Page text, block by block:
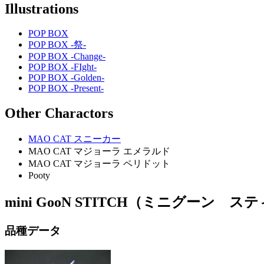
Illustrations
POP BOX
POP BOX -祭-
POP BOX -Change-
POP BOX -FIght-
POP BOX -Golden-
POP BOX -Present-
Other Charactors
MAO CAT スニーカー
MAO CAT マジョーラ エメラルド
MAO CAT マジョーラ ペリドット
Pooty
mini GooN STITCH（ミニグーン ステ
品種データ